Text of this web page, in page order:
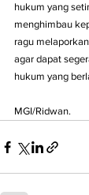
hukum yang
menghimbau
ragu
agar dapat
hukum yang
MGI/Ridwan.